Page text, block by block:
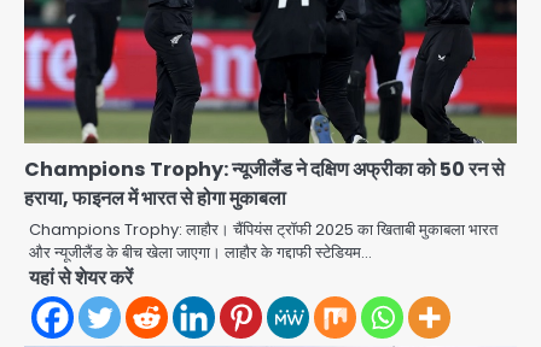
Champions Trophy: न्यूजीलैंड ने दक्षिण अफ्रीका को 50 रन से
हराया, फाइनल में भारत से होगा मुकाबला
Champions Trophy: लाहौर। चैंपियंस ट्रॉफी 2025 का खिताबी मुकाबला भारत
और न्यूजीलैंड के बीच खेला जाएगा। लाहौर के गद्दाफी स्टेडियम…
यहां से शेयर करें
2
Gaur Chowk: चार मूर्ति चौक पर चलना
हुआ दुश्वार! उखड़ी सड़कें और जलभराव बना
आफत, अंडरपास पर भी खतरा
jai hind janab
case: बृजभूषण सिंह बोले- संसद जरूर
लौटूंगा, हुई चरित्र हत्या की कोशिश, प्रियंका
jai hind janab